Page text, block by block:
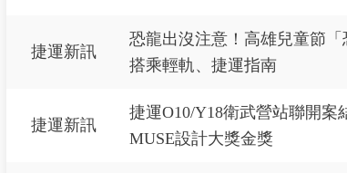
捷運新訊
恐龍出沒注意！高雄兒童節
搭乘輕軌、捷運指南
捷運新訊
捷運O10/Y18衛武營站聯開
MUSE設計大獎金獎